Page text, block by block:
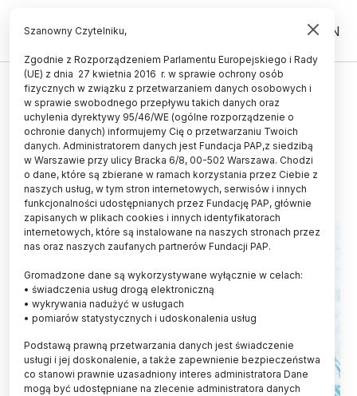
PL EN
TECHNOLOGIA
Współpraca z Liaoning: nauka,
technologie, zdrowie i środowisko
21.02.2014
aktualizacja: 21.02.2014
3 minuty czytania
Szanowny Czytelniku,
Zgodnie z Rozporządzeniem Parlamentu Europejskiego i Rady
(UE) z dnia 27 kwietnia 2016 r. w sprawie ochrony osób
fizycznych w związku z przetwarzaniem danych osobowych i
w sprawie swobodnego przepływu takich danych oraz
uchylenia dyrektywy 95/46/WE (ogólne rozporządzenie o
ochronie danych) informujemy Cię o przetwarzaniu Twoich
danych. Administratorem danych jest Fundacja PAP,z siedzibą
w Warszawie przy ulicy Bracka 6/8, 00-502 Warszawa. Chodzi
o dane, które są zbierane w ramach korzystania przez Ciebie z
naszych usług, w tym stron internetowych, serwisów i innych
funkcjonalności udostępnianych przez Fundację PAP, głównie
zapisanych w plikach cookies i innych identyfikatorach
internetowych, które są instalowane na naszych stronach przez
nas oraz naszych zaufanych partnerów Fundacji PAP.
Gromadzone dane są wykorzystywane wyłącznie w celach:
• świadczenia usług drogą elektroniczną
• wykrywania nadużyć w usługach
• pomiarów statystycznych i udoskonalenia usług
Podstawą prawną przetwarzania danych jest świadczenie
usługi i jej doskonalenie, a także zapewnienie bezpieczeństwa
co stanowi prawnie uzasadniony interes administratora Dane
mogą być udostępniane na zlecenie administratora danych